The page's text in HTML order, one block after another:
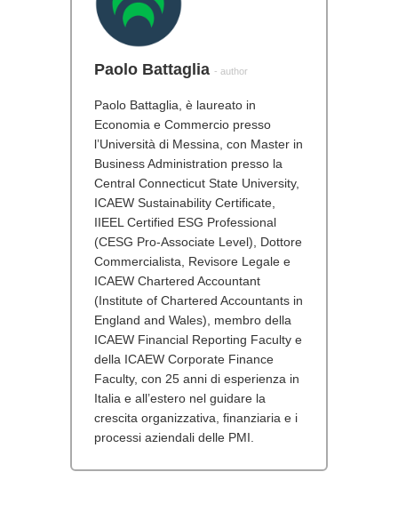
Paolo Battaglia - author
Paolo Battaglia, è laureato in
Economia e Commercio presso
l’Università di Messina, con Master in
Business Administration presso la
Central Connecticut State University,
ICAEW Sustainability Certificate,
IIEEL Certified ESG Professional
(CESG Pro-Associate Level), Dottore
Commercialista, Revisore Legale e
ICAEW Chartered Accountant
(Institute of Chartered Accountants in
England and Wales), membro della
ICAEW Financial Reporting Faculty e
della ICAEW Corporate Finance
Faculty, con 25 anni di esperienza in
Italia e all’estero nel guidare la
crescita organizzativa, finanziaria e i
processi aziendali delle PMI.